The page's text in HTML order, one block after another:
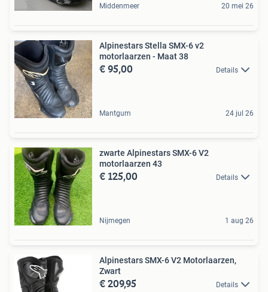
Middenmeer 20 mei 26
Alpinestars Stella SMX-6 v2
motorlaarzen - Maat 38
€ 95,00 Details
Mantgum 24 jul 26
zwarte Alpinestars SMX-6 V2
motorlaarzen 43
€ 125,00 Details
Nijmegen 1 aug 26
Alpinestars SMX-6 V2 Motorlaarzen,
Zwart
€ 209,95 Details